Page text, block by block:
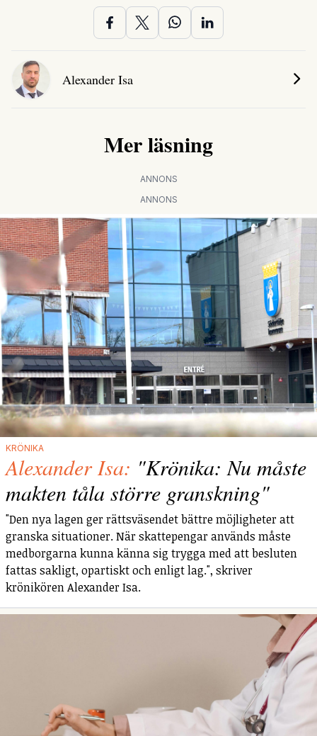
Alexander Isa
Mer läsning
ANNONS
ANNONS
KRÖNIKA
Alexander Isa: "Krönika: Nu måste
makten tåla större granskning"
"Den nya lagen ger rättsväsendet bättre möjligheter att
granska situationer. När skattepengar används måste
medborgarna kunna känna sig trygga med att besluten
fattas sakligt, opartiskt och enligt lag.", skriver
krönikören Alexander Isa.